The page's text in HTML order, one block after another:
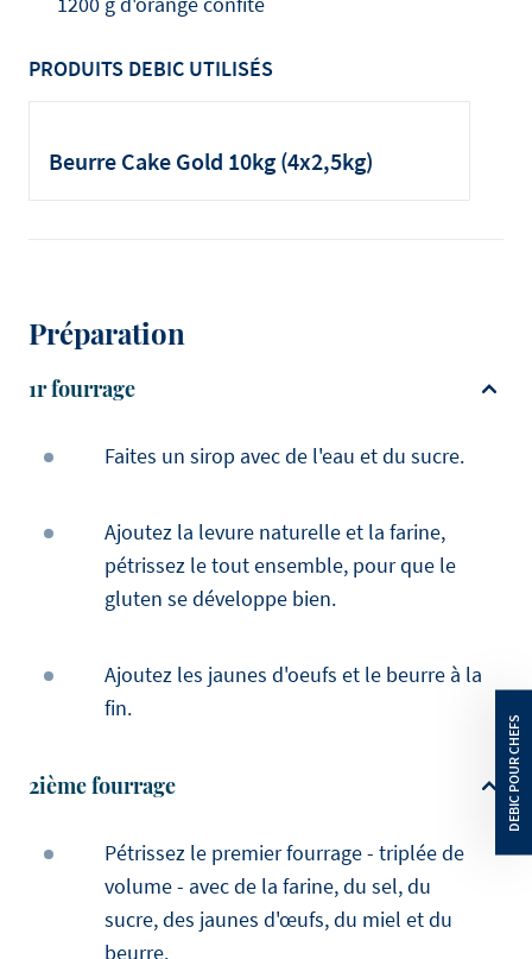
PRODUITS DEBIC UTILISÉS
Beurre Cake Gold 10kg (4x2,5kg)
Préparation
1r fourrage
Faites un sirop avec de l'eau et du sucre.
Ajoutez la levure naturelle et la farine,
pétrissez le tout ensemble, pour que le
gluten se développe bien.
Ajoutez les jaunes d'oeufs et le beurre à la
fin.
2ième fourrage
Pétrissez le premier fourrage - triplée de
volume - avec de la farine, du sel, du
sucre, des jaunes d'œufs, du miel et du
beurre.